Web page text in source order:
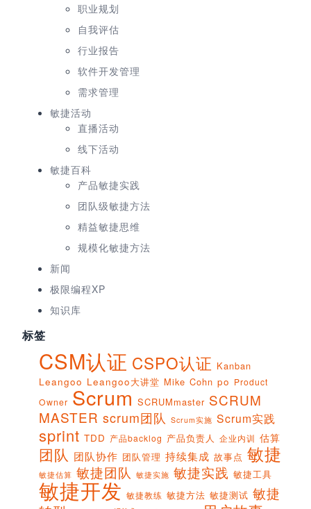
职业规划
自我评估
行业报告
软件开发管理
需求管理
敏捷活动
直播活动
线下活动
敏捷百科
产品敏捷实践
团队级敏捷方法
精益敏捷思维
规模化敏捷方法
新闻
极限编程XP
知识库
标签
CSM认证 CSPO认证 Kanban
Leangoo Leangoo大讲堂 Mike Cohn po Product
Owner Scrum SCRUMmaster SCRUM
MASTER scrum团队 Scrum实施 Scrum实践
sprint TDD 产品backlog 产品负责人 企业内训 估算
团队 团队协作 团队管理 持续集成 故事点 敏捷
敏捷估算 敏捷团队 敏捷实施 敏捷实践 敏捷工具
敏捷开发 敏捷教练 敏捷方法 敏捷测试 敏捷